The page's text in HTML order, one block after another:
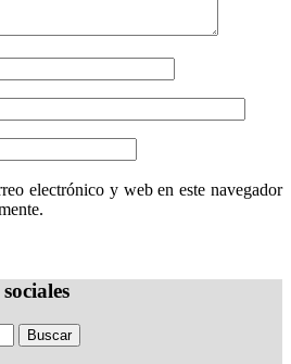
electrónico y web en este navegador